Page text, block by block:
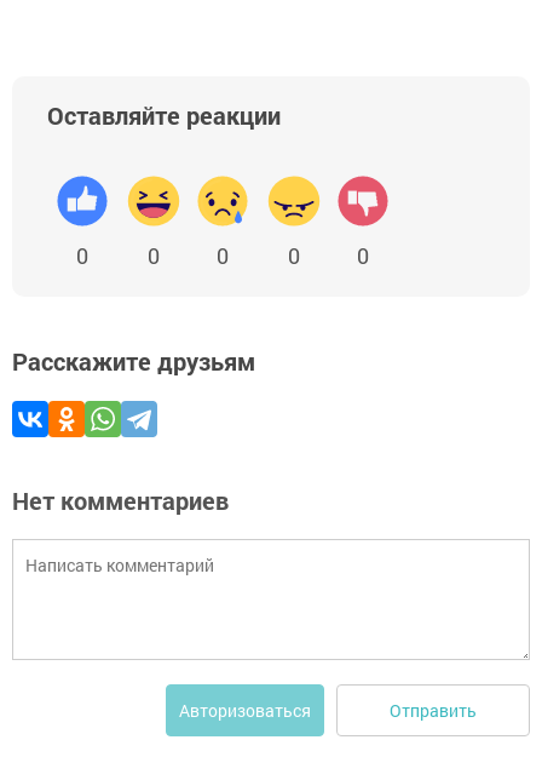
Оставляйте реакции
0 0 0 0 0
Расскажите друзьям
Нет комментариев
Авторизоваться Отправить